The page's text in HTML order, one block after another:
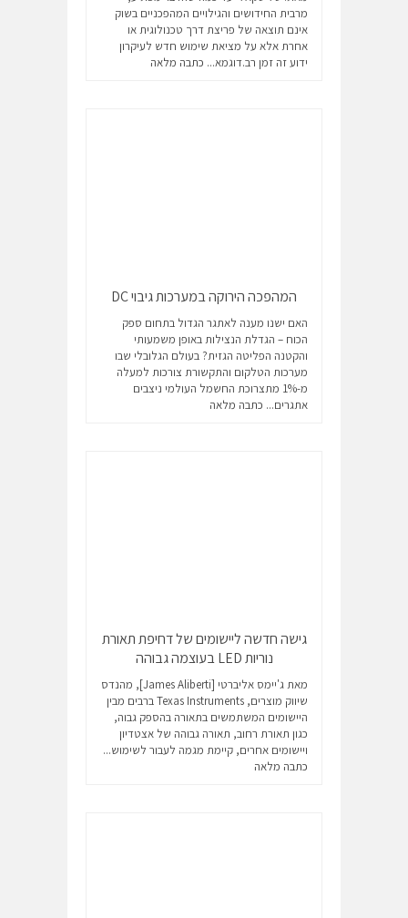
מרבית החידושים והגילויים המהפכניים בשוק
אינם תוצאה של פריצת דרך טכנולוגית או
אחרת אלא על מציאת שימוש חדש לעיקרון
ידוע זה זמן רב.דוגמא... כתבה מלאה
המהפכה הירוקה במערכות גיבוי DC
האם ישנו מענה לאתגר הגדול בתחום ספק
הכוח – הגדלת הנצילות באופן משמעותי
והקטנה הפליטה הגזית? בעולם הגלובלי שבו
מערכות הטלקום והתקשורת צורכות למעלה
מ-1% מתצרוכת החשמל העולמי ניצבים
אתגרים... כתבה מלאה
גישה חדשה ליישומים של דחיפת תאורת
נוריות LED בעוצמה גבוהה
מאת ג'יימס אליברטי [James Aliberti], מהנדס
שיווק מוצרים, Texas Instruments ברבים מבין
היישומים המשתמשים בתאורה בהספק גבוה,
כגון תאורת רחוב, תאורה גבוהה של אצטדיון
ויישומים אחרים, קיימת מגמה לעבור לשימוש...
כתבה מלאה